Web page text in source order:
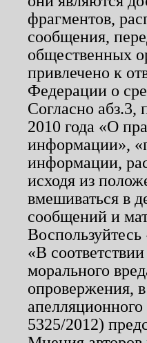
фрагментов,
сообщения,
общественных
привлечено к
Федерации о
Согласно
2010 года «О
информации»,
информации,
исходя из
вмешиваться в
сообщений и
«В
морального
опровержения,
5325/2012)